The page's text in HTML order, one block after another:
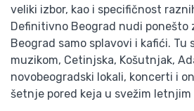
veliki izbor, kao i specifičnost
Definitivno Beograd nudi ponešto
Beograd samo splavovi i kafići. Tu
muzikom, Cetinjska, Košutnjak,
novobeogradski lokali, koncerti i
šetnje pored keja u svežim letnjim